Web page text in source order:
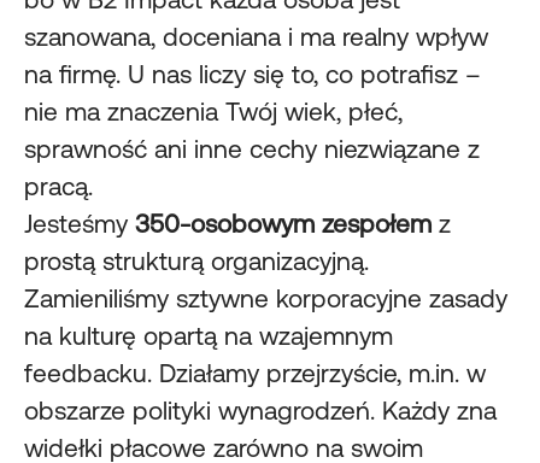
szanowana, doceniana i ma realny wpływ
na firmę. U nas liczy się to, co potrafisz –
nie ma znaczenia Twój wiek, płeć,
sprawność ani inne cechy niezwiązane z
pracą.
Jesteśmy 350-osobowym zespołem z
prostą strukturą organizacyjną.
Zamieniliśmy sztywne korporacyjne zasady
na kulturę opartą na wzajemnym
feedbacku. Działamy przejrzyście, m.in. w
obszarze polityki wynagrodzeń. Każdy zna
widełki płacowe zarówno na swoim